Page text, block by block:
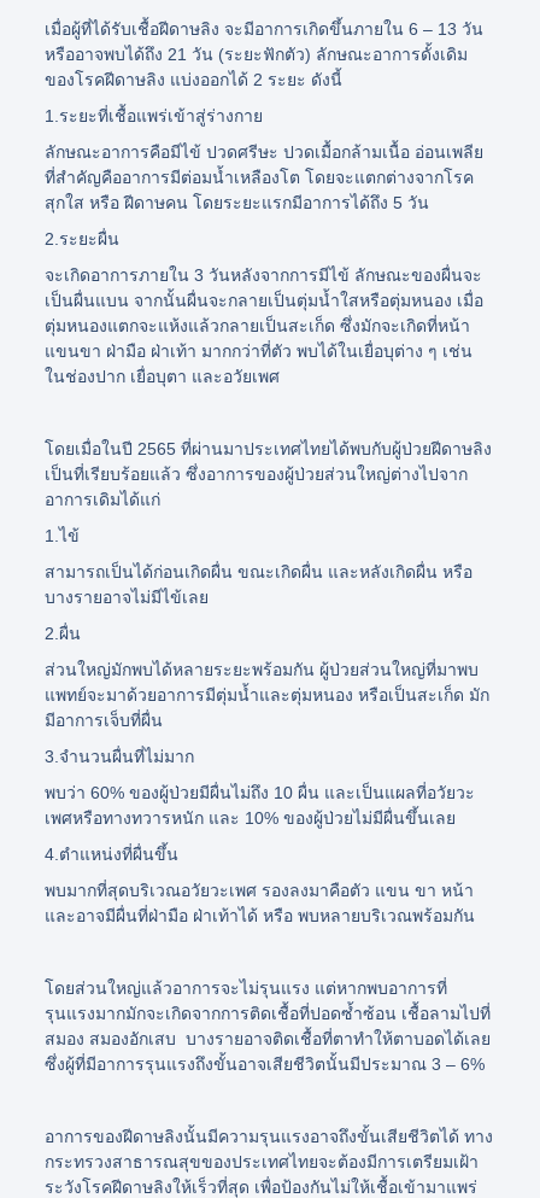
เมื่อผู้ที่ได้รับเชื้อฝีดาษลิง จะมีอาการเกิดขึ้นภายใน 6 – 13 วัน
หรืออาจพบได้ถึง 21 วัน (ระยะฟักตัว) ลักษณะอาการดั้งเดิม
ของโรคฝีดาษลิง แบ่งออกได้ 2 ระยะ ดังนี้
1.ระยะที่เชื้อแพร่เข้าสู่ร่างกาย
ลักษณะอาการคือมีไข้ ปวดศรีษะ ปวดเมื้อกล้ามเนื้อ อ่อนเพลีย
ที่สำคัญคืออาการมีต่อมน้ำเหลืองโต โดยจะแตกต่างจากโรค
สุกใส หรือ ฝีดาษคน โดยระยะแรกมีอาการได้ถึง 5 วัน
2.ระยะผื่น
จะเกิดอาการภายใน 3 วันหลังจากการมีไข้ ลักษณะของผื่นจะ
เป็นผื่นแบน จากนั้นผื่นจะกลายเป็นตุ่มน้ำใสหรือตุ่มหนอง เมื่อ
ตุ่มหนองแตกจะแห้งแล้วกลายเป็นสะเก็ด ซึ่งมักจะเกิดที่หน้า
แขนขา ฝ่ามือ ฝ่าเท้า มากกว่าที่ตัว พบได้ในเยื่อบุต่าง ๆ เช่น
ในช่องปาก เยื่อบุตา และอวัยเพศ
โดยเมื่อในปี 2565 ที่ผ่านมาประเทศไทยได้พบกับผู้ป่วยฝีดาษลิง
เป็นที่เรียบร้อยแล้ว ซึ่งอาการของผู้ป่วยส่วนใหญ่ต่างไปจาก
อาการเดิมได้แก่
1.ไข้
สามารถเป็นได้ก่อนเกิดผื่น ขณะเกิดผื่น และหลังเกิดผื่น หรือ
บางรายอาจไม่มีไข้เลย
2.ผื่น
ส่วนใหญ่มักพบได้หลายระยะพร้อมกัน ผู้ป่วยส่วนใหญ่ที่มาพบ
แพทย์จะมาด้วยอาการมีตุ่มน้ำและตุ่มหนอง หรือเป็นสะเก็ด มัก
มีอาการเจ็บที่ผื่น
3.จำนวนผื่นที่ไม่มาก
พบว่า 60% ของผู้ป่วยมีผื่นไม่ถึง 10 ผื่น และเป็นแผลที่อวัยวะ
เพศหรือทางทวารหนัก และ 10% ของผู้ป่วยไม่มีผื่นขึ้นเลย
4.ตำแหน่งที่ผื่นขึ้น
พบมากที่สุดบริเวณอวัยวะเพศ รองลงมาคือตัว แขน ขา หน้า
และอาจมีผื่นที่ฝ่ามือ ฝ่าเท้าได้ หรือ พบหลายบริเวณพร้อมกัน
โดยส่วนใหญ่แล้วอาการจะไม่รุนแรง แต่หากพบอาการที่
รุนแรงมากมักจะเกิดจากการติดเชื้อที่ปอดซ้ำซ้อน เชื้อลามไปที่
สมอง สมองอักเสบ บางรายอาจติดเชื้อที่ตาทำให้ตาบอดได้เลย
ซึ่งผู้ที่มีอาการรุนแรงถึงขั้นอาจเสียชีวิตนั้นมีประมาณ 3 – 6%
อาการของฝีดาษลิงนั้นมีความรุนแรงอาจถึงขั้นเสียชีวิตได้ ทาง
กระทรวงสาธารณสุขของประเทศไทยจะต้องมีการเตรียมเฝ้า
ระวังโรคฝีดาษลิงให้เร็วที่สุด เพื่อป้องกันไม่ให้เชื้อเข้ามาแพร่